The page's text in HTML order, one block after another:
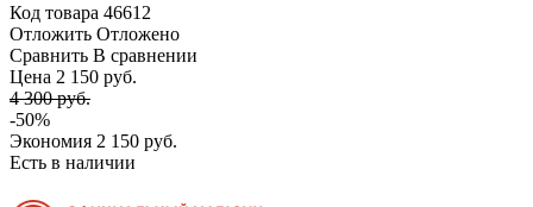
Код товара 46612
Отложить Отложено
Сравнить В сравнении
Цена 2 150 руб.
4 300 руб.
-50%
Экономия 2 150 руб.
Есть в наличии